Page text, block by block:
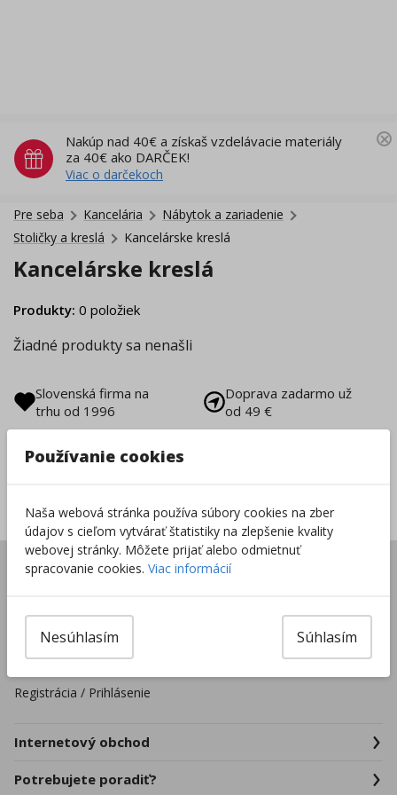
Nakúp nad 40€ a získaš vzdelávacie materiály
za 40€ ako DARČEK!
Viac o darčekoch
Pre seba Kancelária
Nábytok a zariadenie
Stoličky a kreslá
Kancelárske kreslá
Kancelárske kreslá
Produkty: 0 položiek
Žiadné produkty sa nenašli
Slovenská firma na
trhu od 1996
Doprava zadarmo už
od 49 €
14 dní
SR
Úvod
Pre školské zariadenia
Firmy a organizácie
Registrácia / Prihlásenie
Internetový obchod
Potrebujete poradiť?
Používanie cookies
Naša webová stránka používa súbory cookies na zber
údajov s cieľom vytvárať štatistiky na zlepšenie kvality
webovej stránky. Môžete prijať alebo odmietnuť
spracovanie cookies. Viac informácií
Súhlasím
Nesúhlasím